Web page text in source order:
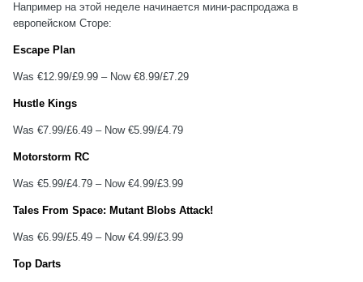
Например на этой неделе начинается мини-распродажа в
европейском Сторе:
Escape Plan
Was €12.99/£9.99 – Now €8.99/£7.29
Hustle Kings
Was €7.99/£6.49 – Now €5.99/£4.79
Motorstorm RC
Was €5.99/£4.79 – Now €4.99/£3.99
Tales From Space: Mutant Blobs Attack!
Was €6.99/£5.49 – Now €4.99/£3.99
Top Darts